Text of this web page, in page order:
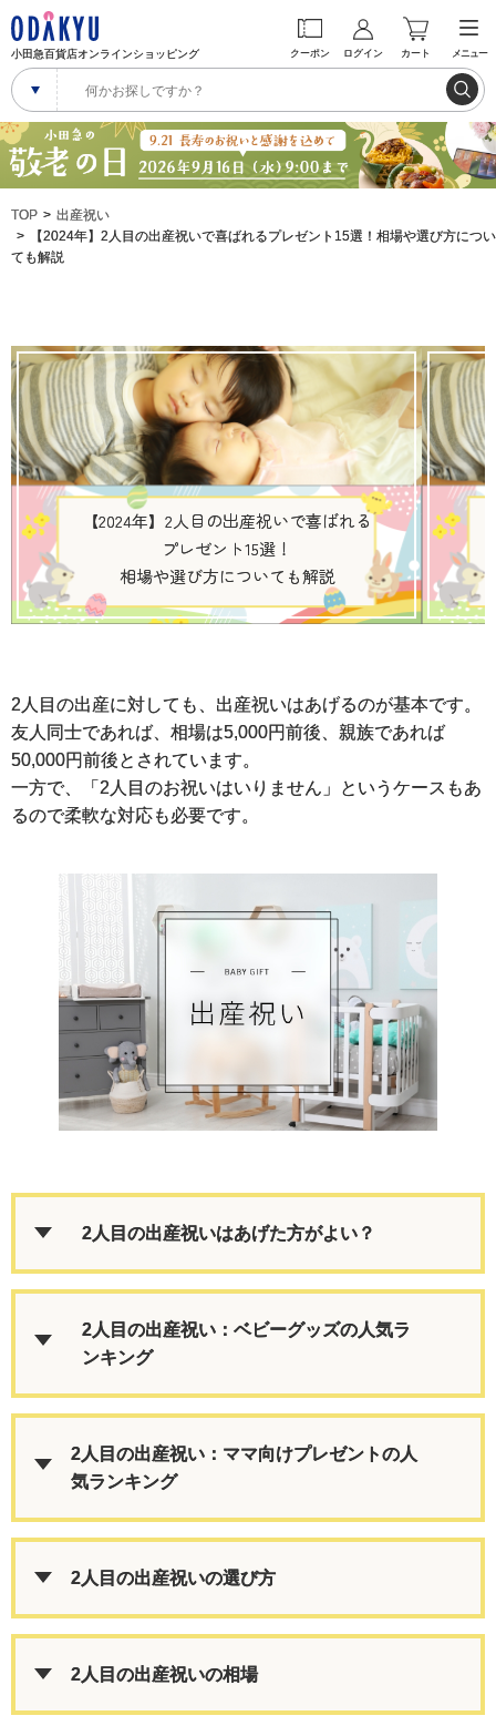
小田急百貨店オンラインショッピング クーポン ログイン カート メニュー
TOP
出産祝い
【2024年】2人目の出産祝いで喜ばれるプレゼント15選！相場や選び方につい
ても解説
【2024年】2人目の出産祝いで喜ばれる
プレゼント15選！
相場や選び方についても解説
2人目の出産に対しても、出産祝いはあげるのが基本です。
友人同士であれば、相場は5,000円前後、親族であれば
50,000円前後とされています。
一方で、「2人目のお祝いはいりません」というケースもあ
るので柔軟な対応も必要です。
2人目の出産祝いはあげた方がよい？
2人目の出産祝い：ベビーグッズの人気ラ
ンキング
2人目の出産祝い：ママ向けプレゼントの人
気ランキング
2人目の出産祝いの選び方
2人目の出産祝いの相場